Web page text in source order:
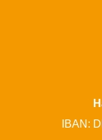
IBAN: